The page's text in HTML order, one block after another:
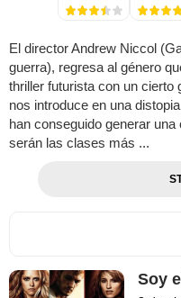
El director Andrew Niccol
guerra), regresa al género
thriller futurista con un cierto
nos introduce en una
han conseguido generar
serán las clases más ...
Soy